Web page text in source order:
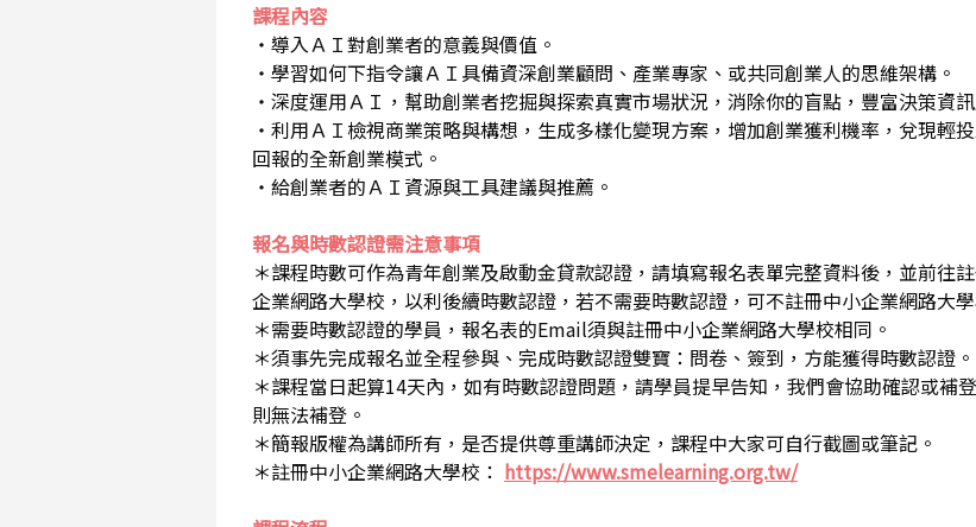
課程內容
・導入ＡＩ對創業者的意義與價值。
・學習如何下指令讓ＡＩ具備資深創業顧問、產業專家、或共同創業人的思維架構。
・深度運用ＡＩ，幫助創業者挖掘與探索真實市場狀況，消除你的盲點，豐富決策資訊
・利用ＡＩ檢視商業策略與構想，生成多樣化變現方案，增加創業獲利機率，兌現輕
回報的全新創業模式。
・給創業者的ＡＩ資源與工具建議與推薦。
報名與時數認證需注意事項
＊課程時數可作為青年創業及啟動金貸款認證，請填寫報名表單完整資料後，並前往
企業網路大學校，以利後續時數認證，若不需要時數認證，可不註冊中小企業網路大學
＊需要時數認證的學員，報名表的Email須與註冊中小企業網路大學校相同。
＊須事先完成報名並全程參與、完成時數認證雙寶：問卷、簽到，方能獲得時數認證。
＊課程當日起算14天內，如有時數認證問題，請學員提早告知，我們會協助確認或補
則無法補登。
＊簡報版權為講師所有，是否提供尊重講師決定，課程中大家可自行截圖或筆記。
＊註冊中小企業網路大學校： https://www.smelearning.org.tw/